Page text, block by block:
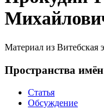
Материал из Витебская
Пространства имён
Статья
Обсуждение